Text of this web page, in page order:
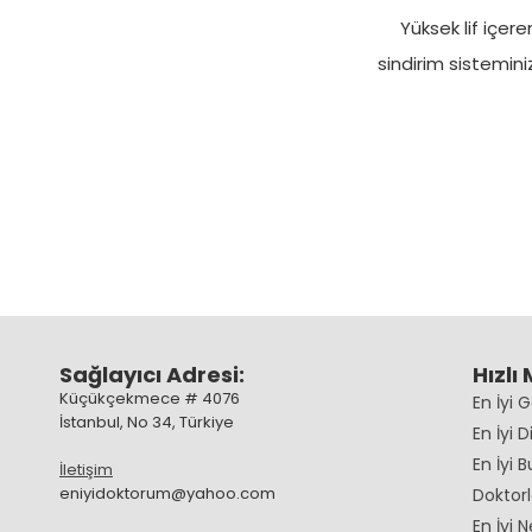
Yüksek lif
sindirim
Sağlayıcı Adresi:
Küçükçekmece # 4076
İstanbul, No 34, Türkiye
İletişim
eniyidoktorum@yahoo.com
En İyi
En İyi
En İyi
En İyi